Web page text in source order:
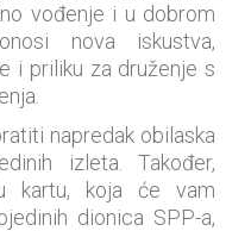
vođenje i u dobrom
nova iskustva,
i priliku za druženje s
napredak obilaska
izleta. Također,
kartu, koja će vam
dionica SPP-a,